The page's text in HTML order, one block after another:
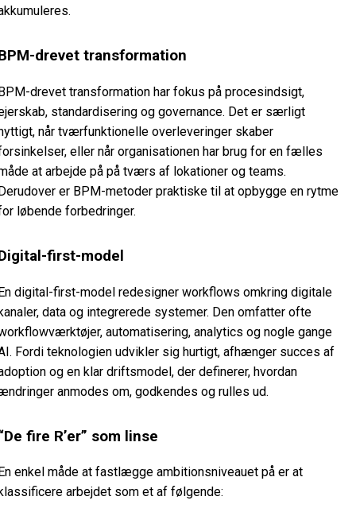
drevet transformation
drevet transformation har fokus på procesindsigt,
standardisering og governance. Det er særligt
når tværfunktionelle overleveringer skaber
eller når organisationen har brug for en fælles
at arbejde på på tværs af lokationer og teams.
er BPM-metoder praktiske til at opbygge en rytme
løbende forbedringer.
first-model
digital-first-model redesigner workflows omkring digitale
data og integrerede systemer. Den omfatter ofte
automatisering, analytics og nogle gange
Fordi teknologien udvikler sig hurtigt, afhænger succes af
og en klar driftsmodel, der definerer, hvordan
anmodes om, godkendes og rulles ud.
fire R’er” som linse
enkel måde at fastlægge ambitionsniveauet på er at
arbejdet som et af følgende: